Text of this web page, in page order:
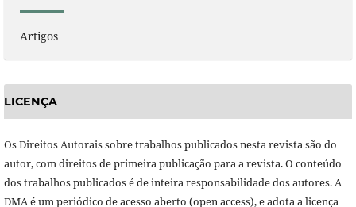
Artigos
LICENÇA
Os Direitos Autorais sobre trabalhos publicados nesta revista são do
autor, com direitos de primeira publicação para a revista. O conteúdo
dos trabalhos publicados é de inteira responsabilidade dos autores. A
DMA é um periódico de acesso aberto (open access), e adota a licença